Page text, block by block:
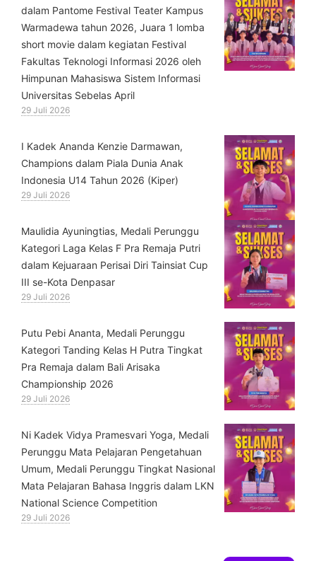
dalam Pantome Festival Teater Kampus
Warmadewa tahun 2026, Juara 1 lomba
short movie dalam kegiatan Festival
Fakultas Teknologi Informasi 2026 oleh
Himpunan Mahasiswa Sistem Informasi
Universitas Sebelas April
29 Juli 2026
⁠I Kadek Ananda Kenzie Darmawan,
Champions dalam Piala Dunia Anak
Indonesia U14 Tahun 2026 (Kiper)
29 Juli 2026
⁠Maulidia Ayuningtias, Medali Perunggu
Kategori Laga Kelas F Pra Remaja Putri
dalam Kejuaraan Perisai Diri Tainsiat Cup
III se-Kota Denpasar
29 Juli 2026
Putu Pebi Ananta, Medali Perunggu
Kategori Tanding Kelas H Putra Tingkat
Pra Remaja dalam Bali Arisaka
Championship 2026
29 Juli 2026
⁠Ni Kadek Vidya Pramesvari Yoga, Medali
Perunggu Mata Pelajaran Pengetahuan
Umum, Medali Perunggu Tingkat Nasional
Mata Pelajaran Bahasa Inggris dalam LKN
National Science Competition
29 Juli 2026